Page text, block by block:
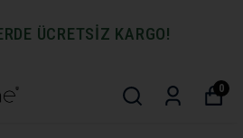
ÜCRETSİZ KARGO!
0